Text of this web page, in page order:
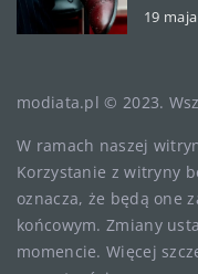
19
modiata.pl © 2023.
W ramach naszej
Korzystanie z witryny
oznacza, że będą one
końcowym. Zmiany
momencie. Więcej